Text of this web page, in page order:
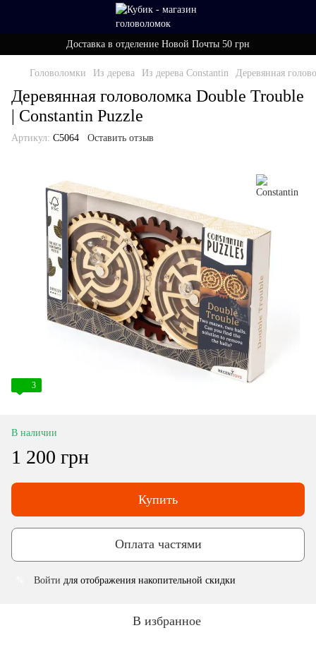
Доставка в отделение Новой Почты 50 грн
Головоломки Из дерева Из дерева Constantin Деревянная
Деревянная головоломка Double Trouble
| Constantin Puzzle
Артикул: C5064 Оставить отзыв
3
В наличии
1 200 грн
Купить
Оплата частями
Войти для отображения накопительной скидки
В избранное